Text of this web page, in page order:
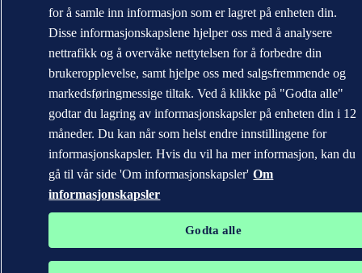
for å samle inn informasjon som er lagret på enheten din.
Disse informasjonskapslene hjelper oss med å analysere
nettrafikk og å overvåke nettytelsen for å forbedre din
brukeropplevelse, samt hjelpe oss med salgsfremmende og
markedsføringmessige tiltak. Ved å klikke på "Godta alle"
godtar du lagring av informasjonskapsler på enheten din i 12
måneder. Du kan når som helst endre innstillingene for
informasjonskapsler. Hvis du vil ha mer informasjon, kan du
gå til vår side 'Om informasjonskapsler' Om
informasjonskapsler
Godta alle